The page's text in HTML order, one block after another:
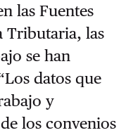
las Fuentes
Tributaria, las
se han
datos que
y
los convenios